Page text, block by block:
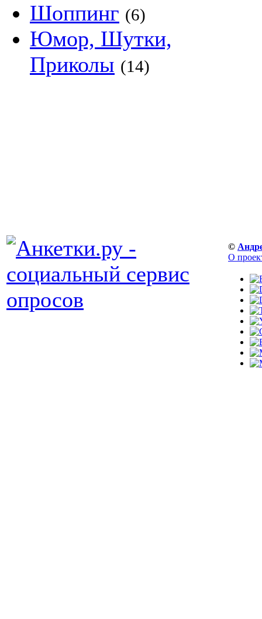
Шоппинг (6)
Юмор, Шутки,
Приколы (14)
©
О